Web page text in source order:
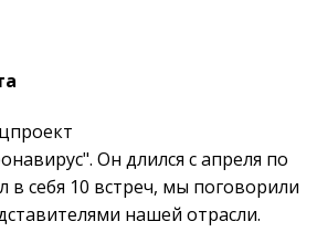
Он длился с апреля по
в себя 10 встреч, мы поговорили
нашей отрасли.